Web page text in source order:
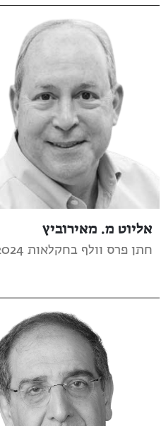
אליוט מ. מאירוביץ
חתן פרס וולף בחקלאות 2024